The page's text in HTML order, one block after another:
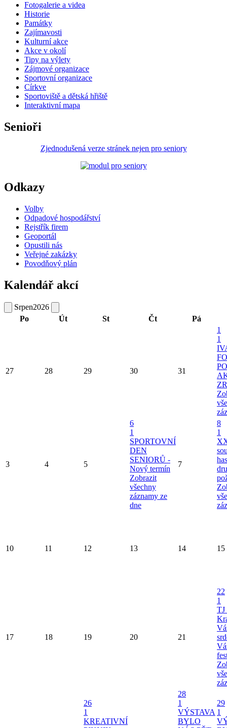
Fotogalerie a videa
Historie
Památky
Zajímavosti
Kulturní akce
Akce v okolí
Tipy na výlety
Zájmové organizace
Sportovní organizace
Církve
Sportoviště a dětská hřiště
Interaktivní mapa
Senioři
Zjednodušená verze stránek nejen pro seniory
Odkazy
Volby
Odpadové hospodářství
Rejstřík firem
Geoportál
Opustili nás
Veřejné zakázky
Povodňový plán
Kalendář akcí
Srpen2026
Po
Út St Čt Pá
27 28 29 30 31
1
1
3 4 5
6
1
SPORTOVNÍ
DEN
SENIORŮ -
Nový termín
Zobrazit
všechny
záznamy ze
dne
7
8
1
10 11 12 13 14 15
17 18 19 20 21
22
1
TJ
26
1
KREATIVNÍ
28
1
VÝSTAVA
BYLO
29
1